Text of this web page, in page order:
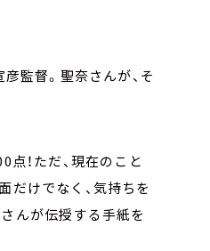
監督。聖奈さんが、そ
！ただ、現在のこと
だけでなく、気持ちを
んが伝授する手紙を